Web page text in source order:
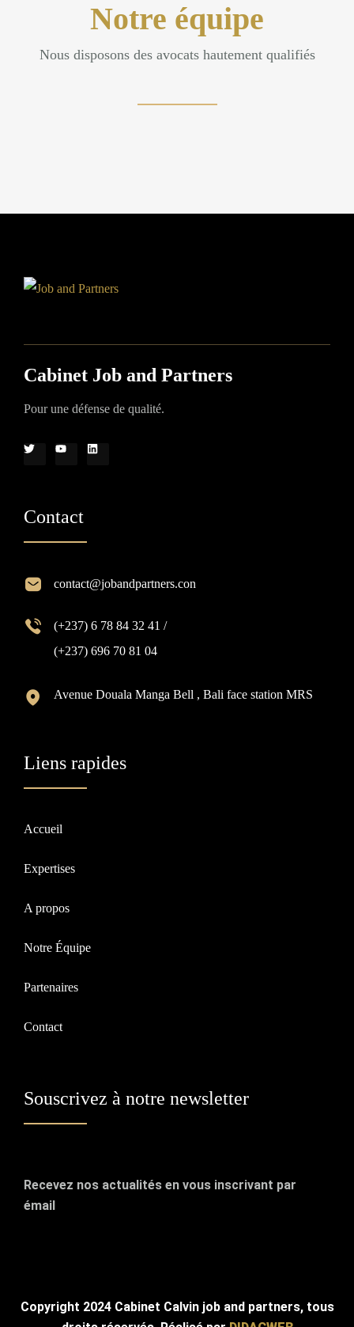
Notre équipe
Nous disposons des avocats hautement qualifiés
Cabinet Job and Partners
Pour une défense de qualité.
Contact
contact@jobandpartners.con
(+237) 6 78 84 32 41 /
(+237) 696 70 81 04
Avenue Douala Manga Bell , Bali face station MRS
Liens rapides
Accueil
Expertises
A propos
Notre Équipe
Partenaires
Contact
Souscrivez à notre newsletter
Recevez nos actualités en vous inscrivant par
émail
Copyright 2024 Cabinet Calvin job and partners, tous